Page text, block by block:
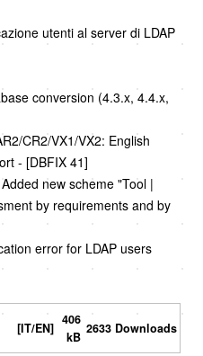
utenti al server di LDAP
conversion (4.3.x, 4.4.x,
CR2/VX1/VX2: English
- [DBFIX 41]
new scheme "Tool |
by requirements and by
error for LDAP users
[IT/EN]
406
kB
2633 Downloads